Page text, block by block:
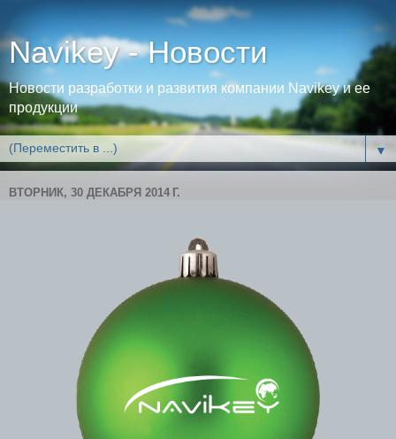
Navikey - Новости
Новости разработки и развития компании Navikey и ее
продукции
▼
ВТОРНИК, 30 ДЕКАБРЯ 2014 Г.